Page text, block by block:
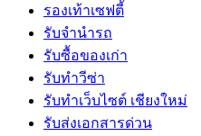
รองเท้าเซฟตี้
รับจำนำรถ
รับซื้อของเก่า
รับทำวีซ่า
รับทำเว็บไซต์ เชียงใหม่
รับส่งเอกสารด่วน